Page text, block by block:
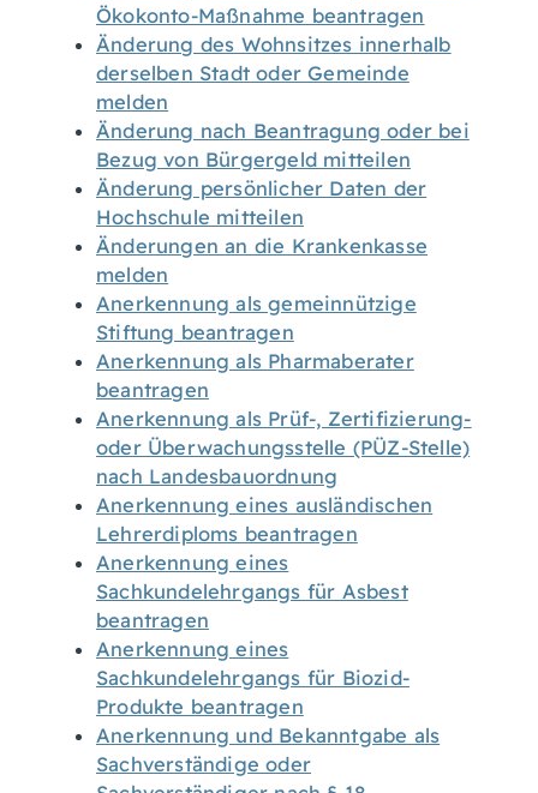
Ökokonto-Maßnahme beantragen
Änderung des Wohnsitzes innerhalb
derselben Stadt oder Gemeinde
melden
Änderung nach Beantragung oder bei
Bezug von Bürgergeld mitteilen
Änderung persönlicher Daten der
Hochschule mitteilen
Änderungen an die Krankenkasse
melden
Anerkennung als gemeinnützige
Stiftung beantragen
Anerkennung als Pharmaberater
beantragen
Anerkennung als Prüf-, Zertifizierung-
oder Überwachungsstelle (PÜZ-Stelle)
nach Landesbauordnung
Anerkennung eines ausländischen
Lehrerdiploms beantragen
Anerkennung eines
Sachkundelehrgangs für Asbest
beantragen
Anerkennung eines
Sachkundelehrgangs für Biozid-
Produkte beantragen
Anerkennung und Bekanntgabe als
Sachverständige oder